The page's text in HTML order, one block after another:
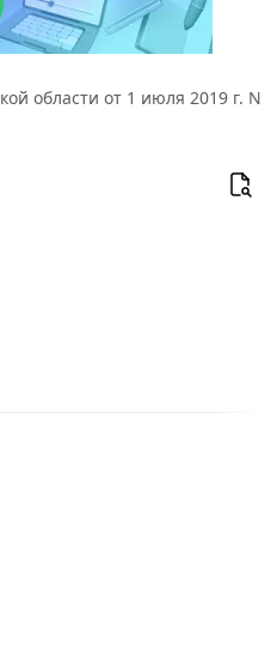
области от 1 июля 2019 г. N